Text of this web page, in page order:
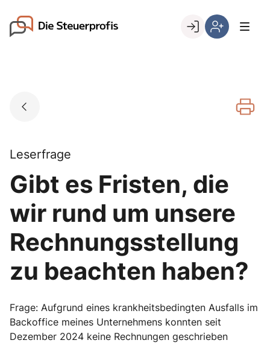
content
Go to landing page.
registrieren,
sind
Leserfrage
Gibt es Fristen, die
wir rund um unsere
Rechnungsstellung
zu beachten haben?
Frage: Aufgrund eines krankheitsbedingten Ausfalls im
Backoffice meines Unternehmens konnten seit
Dezember 2024 keine Rechnungen geschrieben